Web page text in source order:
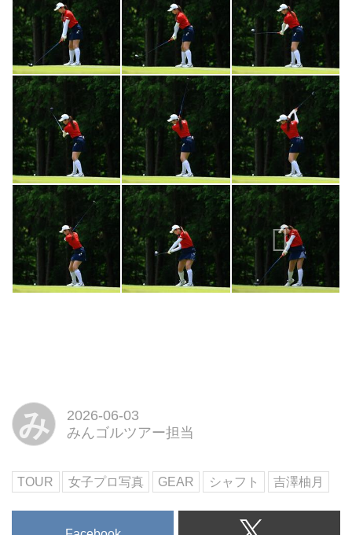
み
2026-06-03
みんゴルツアー担当
TOUR 女子プロ写真 GEAR シャフト 吉澤柚月